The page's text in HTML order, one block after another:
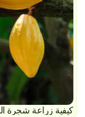
كيفية زراعة شجرة